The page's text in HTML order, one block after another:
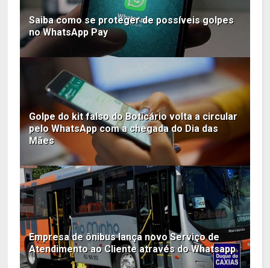
Saiba como se proteger de possíveis golpes
no WhatsApp Pay
Golpe do kit falso do Boticário volta a circular
pelo WhatsApp com a chegada do Dia das
Mães
Empresa de ônibus lança novo Serviço de
Atendimento ao Cliente através do Whatsapp